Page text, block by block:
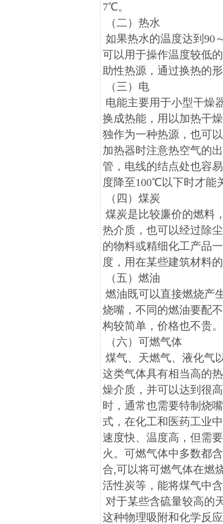
7℃。
（二）热水
如果热水的温度达到90
可以用于操作温度较低
助性热源，通过换热的
（三）电
电能主要用于小型干燥
换成热能，用以加热干
独作为一种热源，也可
加热器时注意热空气的
管，电线的结点处也容
度降至100℃以下时才能
（四）煤炭
煤炭是比较廉价的燃料
热介质，也可以经过除
的物料或精细化工产品
度，用在某些建筑材料
（五）燃油
燃油既可以直接燃烧产
烧嘴，不同的燃油要配
构较简单，价格也不贵
（六）可燃气体
煤气、天燃气、液化气
这类气体具有相当高的
燥介质，并可以达到很
时，通常也需要特制烧
式，在化工和医药工业
速度快、温度高，但需
火。可燃气体中多数都
合,可以将可燃气体在燃
活性炭等，能将煤气中
对于某些含硫量较高的
这种物理吸附和化学反